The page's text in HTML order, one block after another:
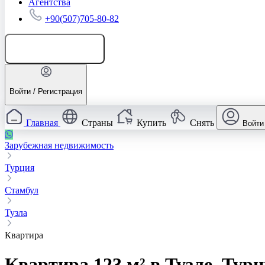
+90(507)705-80-82
Войти / Регистрация
Главная Страны Купить Снять Войти
Зарубежная недвижимость
Турция
Стамбул
Тузла
Квартира